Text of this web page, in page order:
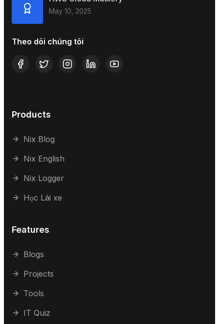
May 10, 2025
Theo dõi chúng tôi
Products
Nix Blog
Nix English
Nix Logger
Học Lái xe
Features
Blogs
Projects
Tools
IT Quiz